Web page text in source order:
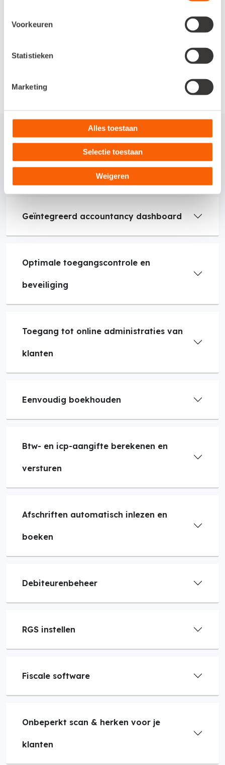
Voorkeuren
Statistieken
Marketing
Alles toestaan
Selectie toestaan
Weigeren
Overig
Functionaliteiten
uitgelicht
Geïntegreerd accountancy dashboard
Optimale toegangscontrole en
beveiliging
Toegang tot online administraties van
klanten
Eenvoudig boekhouden
Btw- en icp-aangifte berekenen en
versturen
Afschriften automatisch inlezen en
boeken
Debiteurenbeheer
RGS instellen
Fiscale software
Onbeperkt scan & herken voor je
klanten